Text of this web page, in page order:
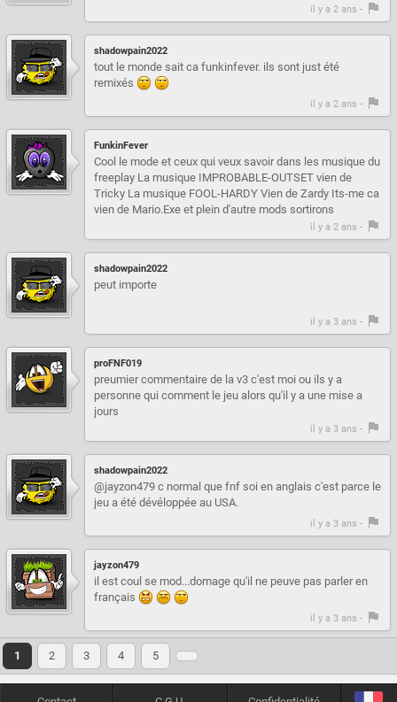
il y a 2 ans -
shadowpain2022
tout le monde sait ca funkinfever. ils sont just été
remixés
il y a 2 ans -
FunkinFever
Cool le mode et ceux qui veux savoir dans les musique du
freeplay La musique IMPROBABLE-OUTSET vien de
Tricky La musique FOOL-HARDY Vien de Zardy Its-me ca
vien de Mario.Exe et plein d'autre mods sortirons
il y a 2 ans -
shadowpain2022
peut importe
il y a 3 ans -
proFNF019
preumier commentaire de la v3 c'est moi ou ils y a
personne qui comment le jeu alors qu'il y a une mise a
jours
il y a 3 ans -
shadowpain2022
@jayzon479 c normal que fnf soi en anglais c'est parce le
jeu a été dévéloppée au USA.
il y a 3 ans -
jayzon479
il est coul se mod...domage qu'il ne peuve pas parler en
français
il y a 3 ans -
1 2 3 4 5